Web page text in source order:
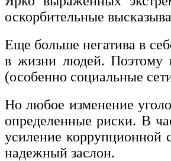
оскорбительные
Еще больше негатива в
в жизни людей. Поэтому
(особенно социальные
Но любое изменение
определенные риски. В
усиление коррупционной
надежный заслон.